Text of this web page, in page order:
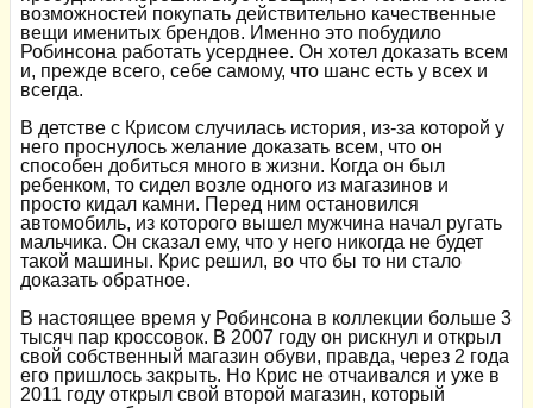
возможностей покупать действительно качественные
вещи именитых брендов. Именно это побудило
Робинсона работать усерднее. Он хотел доказать всем
и, прежде всего, себе самому, что шанс есть у всех и
всегда.
В детстве с Крисом случилась история, из-за которой у
него проснулось желание доказать всем, что он
способен добиться много в жизни. Когда он был
ребенком, то сидел возле одного из магазинов и
просто кидал камни. Перед ним остановился
автомобиль, из которого вышел мужчина начал ругать
мальчика. Он сказал ему, что у него никогда не будет
такой машины. Крис решил, во что бы то ни стало
доказать обратное.
В настоящее время у Робинсона в коллекции больше 3
тысяч пар кроссовок. В 2007 году он рискнул и открыл
свой собственный магазин обуви, правда, через 2 года
его пришлось закрыть. Но Крис не отчаивался и уже в
2011 году открыл свой второй магазин, который